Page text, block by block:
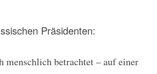
Präsidenten:
menschlich betrachtet – auf einer